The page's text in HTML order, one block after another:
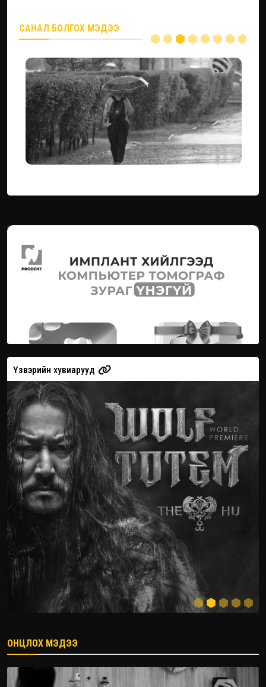
САНАЛ БОЛГОХ МЭДЭЭ
Үзвэрийн хувиарууд
ОНЦЛОХ МЭДЭЭ